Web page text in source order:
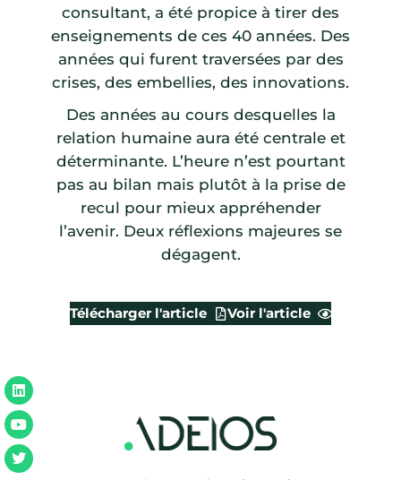
consultant, a été propice à tirer des
enseignements de ces 40 années. Des
années qui furent traversées par des
crises, des embellies, des innovations.
Des années au cours desquelles la
relation humaine aura été centrale et
déterminante. L’heure n’est pourtant
pas au bilan mais plutôt à la prise de
recul pour mieux appréhender
l’avenir. Deux réflexions majeures se
dégagent.
Télécharger l'article Voir l'article